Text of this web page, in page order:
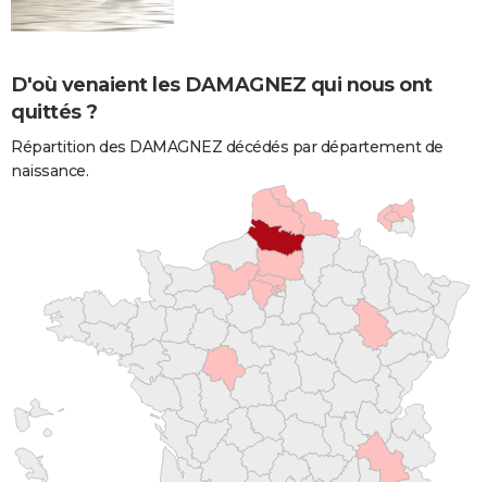
D'où venaient les DAMAGNEZ qui nous ont
quittés ?
Répartition des DAMAGNEZ décédés par département de
naissance.